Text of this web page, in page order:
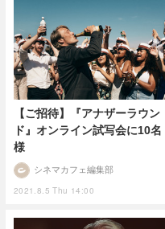
【ご招待】『アナザーラウン
ド』オンライン試写会に10名
様
2021.8.5 Thu 14:00
シネマカフェ編集部